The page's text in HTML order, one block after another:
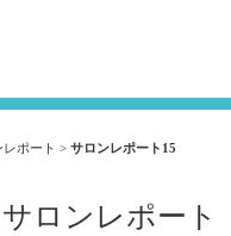
レポート >サロンレポート15
サロンレポート